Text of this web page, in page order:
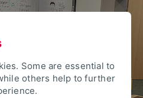
Some are essential to
others help to further